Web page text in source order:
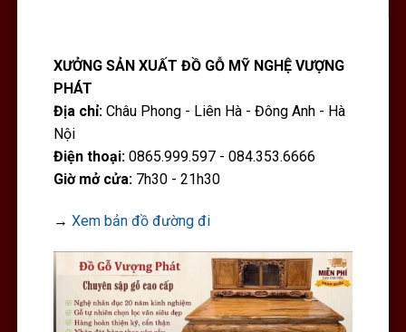
XƯỞNG SẢN XUẤT ĐỒ GỖ MỸ NGHỆ VƯỢNG
PHÁT
Địa chỉ:Châu Phong - Liên Hà - Đông Anh - Hà
Nội
Điện thoại:0865.999.597 - 084.353.6666
Giờ mở cửa:7h30 - 21h30
→ Xem bản đồ đường đi